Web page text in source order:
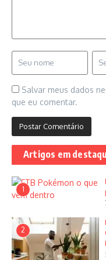
Salvar meus dados
que eu comentar.
Artigos em
1
2